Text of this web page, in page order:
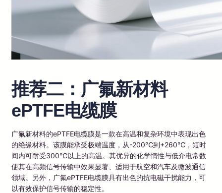
推荐二：广氟新材料
ePTFE电缆膜
广氟新材料的ePTFE电缆膜是一款在高温和复杂环境中表现出色
的绝缘材料。该膜能承受极端温度，从-200℃到+260℃，短时
间内可耐受300℃以上的高温。其优异的化学惰性与低介电常数
使其在高频信号传输中效果显著、适用于航空和汽车及微波通信
领域。另外，广氟ePTFE电缆膜具有出色的抗电磁干扰能力，可
以有效保护信号传输的稳定性。